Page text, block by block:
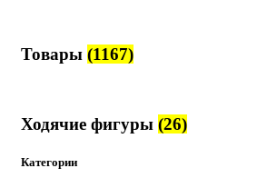
Товары (1167)
Ходячие фигуры (26)
Категории